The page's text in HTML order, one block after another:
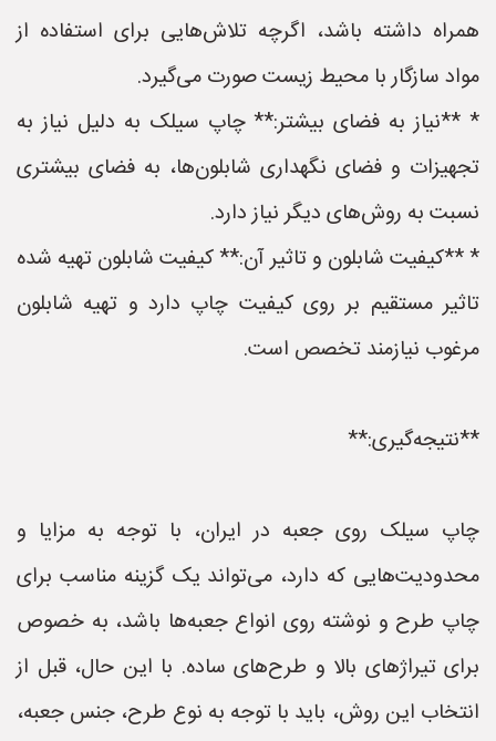
همراه داشته باشد، اگرچه تلاش‌هایی برای استفاده از
مواد سازگار با محیط زیست صورت می‌گیرد.
* **نیاز به فضای بیشتر:** چاپ سیلک به دلیل نیاز به
تجهیزات و فضای نگهداری شابلون‌ها، به فضای بیشتری
نسبت به روش‌های دیگر نیاز دارد.
* **کیفیت شابلون و تاثیر آن:** کیفیت شابلون تهیه شده
تاثیر مستقیم بر روی کیفیت چاپ دارد و تهیه شابلون
مرغوب نیازمند تخصص است.
**نتیجه‌گیری:**
چاپ سیلک روی جعبه در ایران، با توجه به مزایا و
محدودیت‌هایی که دارد، می‌تواند یک گزینه مناسب برای
چاپ طرح و نوشته روی انواع جعبه‌ها باشد، به خصوص
برای تیراژهای بالا و طرح‌های ساده. با این حال، قبل از
انتخاب این روش، باید با توجه به نوع طرح، جنس جعبه،